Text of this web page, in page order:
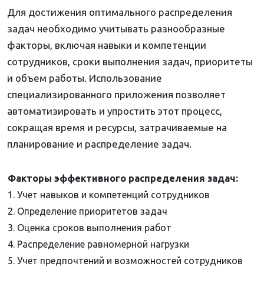
Для достижения оптимального распределения
задач необходимо учитывать разнообразные
факторы, включая навыки и компетенции
сотрудников, сроки выполнения задач, приоритеты
и объем работы. Использование
специализированного приложения позволяет
автоматизировать и упростить этот процесс,
сокращая время и ресурсы, затрачиваемые на
планирование и распределение задач.
Факторы эффективного распределения задач:
1. Учет навыков и компетенций сотрудников
2. Определение приоритетов задач
3. Оценка сроков выполнения работ
4. Распределение равномерной нагрузки
5. Учет предпочтений и возможностей сотрудников